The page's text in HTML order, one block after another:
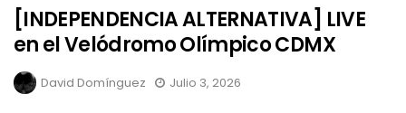
[INDEPENDENCIA ALTERNATIVA] LIVE
en el Velódromo Olímpico CDMX
David Domínguez Julio 3, 2026